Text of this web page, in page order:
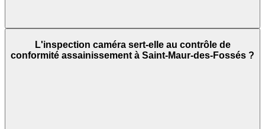
L'inspection caméra sert-elle au contrôle de
conformité assainissement à Saint-Maur-des-Fossés ?